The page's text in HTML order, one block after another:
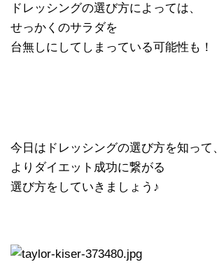
ドレッシングの選び方によっては、
せっかくのサラダを
台無しにしてしまっている可能性も！
今日はドレッシングの選び方を知って、
よりダイエット成功に繋がる
選び方をしていきましょう♪